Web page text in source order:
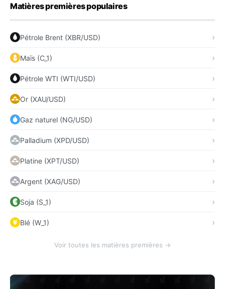
Matières premières populaires
Pétrole Brent (XBR/USD)
Maïs (C_1)
Pétrole WTI (WTI/USD)
Or (XAU/USD)
Gaz naturel (NG/USD)
Palladium (XPD/USD)
Platine (XPT/USD)
Argent (XAG/USD)
Soja (S_1)
Blé (W_1)
Voir toutes les matières premières →